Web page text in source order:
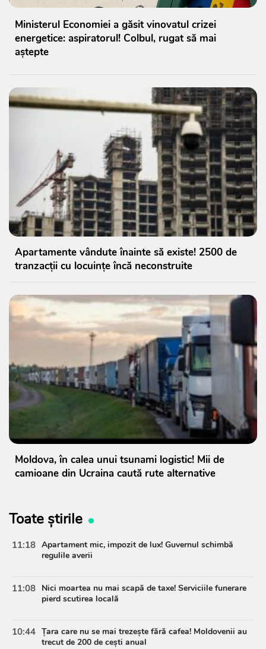
Ministerul Economiei a găsit vinovatul crizei
energetice: aspiratorul! Colbul, rugat să mai
aștepte
Apartamente vândute înainte să existe! 2500 de
tranzacții cu locuințe încă neconstruite
Moldova, în calea unui tsunami logistic! Mii de
camioane din Ucraina caută rute alternative
Toate știrile
11:18 Apartament mic, impozit de lux! Guvernul schimbă
regulile averii
11:08 Nici moartea nu mai scapă de taxe! Serviciile funerare
pierd scutirea locală
10:44 Țara care nu se mai trezește fără cafea! Moldovenii au
trecut de 200 de cești anual